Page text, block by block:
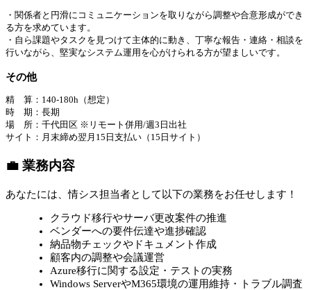
・関係者と円滑にコミュニケーションを取りながら調整や合意形成ができ
る方を求めています。
・自ら課題やタスクを見つけて主体的に動き、丁寧な報告・連絡・相談を
行いながら、堅実なシステム運用を心がけられる方が望ましいです。
その他
精 算：140-180h（想定）
時 期：長期
場 所：千代田区 ※リモート併用/週3日出社
サイト：月末締め翌月15日支払い（15日サイト）
💼 業務内容
あなたには、情シス担当者として以下の業務をお任せします！
クラウド移行やサーバ更改案件の推進
ベンダーへの要件伝達や進捗確認
納品物チェックやドキュメント作成
顧客内の調整や会議運営
Azure移行に関する設定・テストの実務
Windows ServerやM365環境の運用維持・トラブル調査